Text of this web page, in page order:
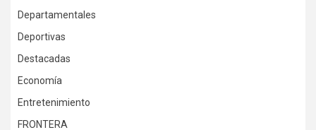
Departamentales
Deportivas
Destacadas
Economía
Entretenimiento
FRONTERA